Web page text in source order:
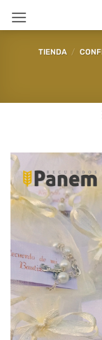
TIENDA /